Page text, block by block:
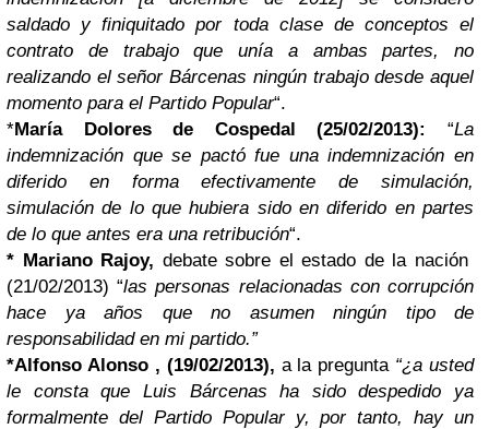
saldado y finiquitado por toda clase de conceptos el
contrato de trabajo que unía a ambas partes, no
realizando el señor Bárcenas ningún trabajo desde aquel
momento para el Partido Popular“.
*María Dolores de Cospedal (25/02/2013): “La
indemnización que se pactó fue una indemnización en
diferido en forma efectivamente de simulación,
simulación de lo que hubiera sido en diferido en partes
de lo que antes era una retribución“.
* Mariano Rajoy, debate sobre el estado de la nación
(21/02/2013) “las personas relacionadas con corrupción
hace ya años que no asumen ningún tipo de
responsabilidad en mi partido.”
*Alfonso Alonso , (19/02/2013), a la pregunta “¿a usted
le consta que Luis Bárcenas ha sido despedido ya
formalmente del Partido Popular y, por tanto, hay un